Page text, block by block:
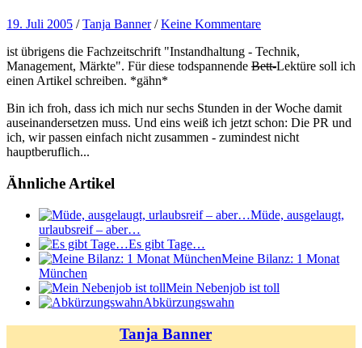
19. Juli 2005 /Tanja Banner /Keine Kommentare
ist übrigens die Fachzeitschrift "Instandhaltung - Technik,
Management, Märkte". Für diese todspannende Bett-Lektüre soll ich
einen Artikel schreiben. *gähn*
Bin ich froh, dass ich mich nur sechs Stunden in der Woche damit
auseinandersetzen muss. Und eins weiß ich jetzt schon: Die PR und
ich, wir passen einfach nicht zusammen - zumindest nicht
hauptberuflich...
Ähnliche Artikel
Müde, ausgelaugt,
urlaubsreif – aber…
Es gibt Tage…
Meine Bilanz: 1 Monat
München
Mein Nebenjob ist toll
Abkürzungswahn
Tanja Banner